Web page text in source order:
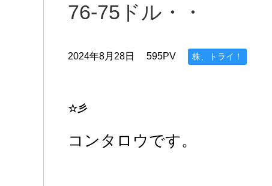
76-75ドル・・
2024年8月28日 595PV 株、トライ！
☆彡
コンタロウです。